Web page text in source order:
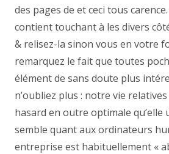
des pages de et ceci tous
contient touchant à les divers
& relisez-la sinon vous en votre
remarquez le fait que toutes
élément de sans doute plus
n’oubliez plus : notre vie
hasard en outre optimale qu’elle
semble quant aux ordinateurs
entreprise est habituellement «